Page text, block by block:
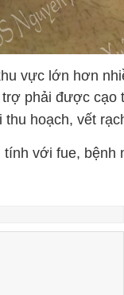
vực lớn hơn
phải được
hoạch, vết
với fue,